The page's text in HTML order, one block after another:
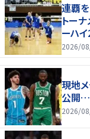
連覇
トー
ーハイ
2026/
現地
公開…
2026/